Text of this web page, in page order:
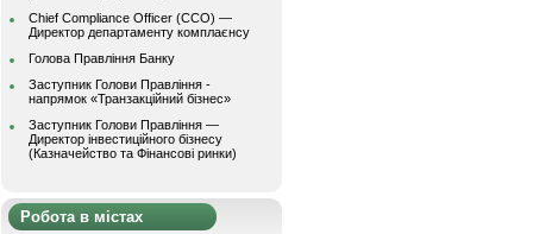
Chief Compliance Officer (CCO) —
Директор департаменту комплаєнсу
Голова Правління Банку
Заступник Голови Правління -
напрямок «Транзакційний бізнес»
Заступник Голови Правління —
Директор інвестиційного бізнесу
(Казначейство та Фінансові ринки)
Робота в містах